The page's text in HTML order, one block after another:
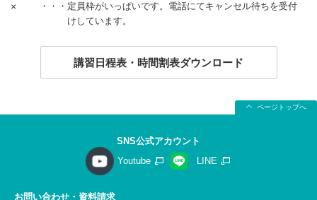
×
・・・定員枠がいっぱいです。電話にてキャンセル待ちを受付
けしています。
講習日程表・時間割表ダウンロード
ページトップへ
SNS公式アカウント
Youtube
LINE
お問い合わせ・資料請求